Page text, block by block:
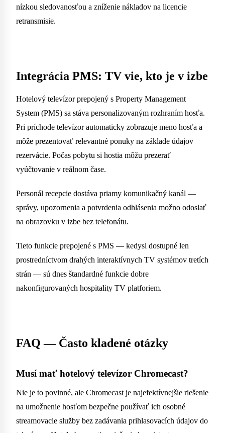
nízkou sledovanosťou a zníženie nákladov na licencie
retransmisie.
Integrácia PMS: TV vie, kto je v izbe
Hotelový televízor prepojený s Property Management
System (PMS) sa stáva personalizovaným rozhraním hosťa.
Pri príchode televízor automaticky zobrazuje meno hosťa a
môže prezentovať relevantné ponuky na základe údajov
rezervácie. Počas pobytu si hostia môžu prezerať
vyúčtovanie v reálnom čase.
Personál recepcie dostáva priamy komunikačný kanál —
správy, upozornenia a potvrdenia odhlásenia možno odoslať
na obrazovku v izbe bez telefonátu.
Tieto funkcie prepojené s PMS — kedysi dostupné len
prostredníctvom drahých interaktívnych TV systémov tretích
strán — sú dnes štandardné funkcie dobre
nakonfigurovaných hospitality TV platforiem.
FAQ — Často kladené otázky
Musí mať hotelový televízor Chromecast?
Nie je to povinné, ale Chromecast je najefektívnejšie riešenie
na umožnenie hosťom bezpečne používať ich osobné
streamovacie služby bez zadávania prihlasovacích údajov do